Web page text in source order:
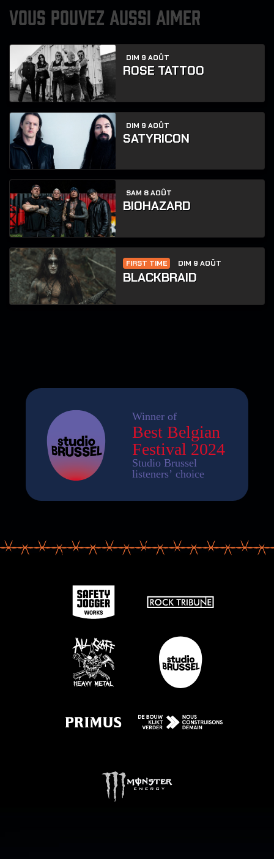
VOUS POUVEZ AUSSI AIMER
DIM 9 AOÛT
ROSE TATTOO
DIM 9 AOÛT
SATYRICON
SAM 8 AOÛT
BIOHAZARD
FIRST TIME DIM 9 AOÛT
BLACKBRAID